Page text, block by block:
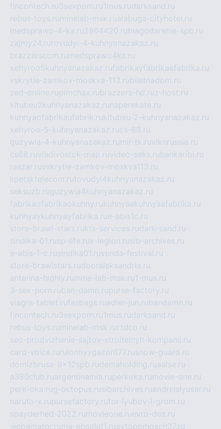
fincontech.ru3sexporn.ru1mus.rudarksand.ru
rebus-toys.ru minelab-msk.rualabuga-cityhotel.ru
medsprawo-4-ka.ru2864420.rublagodarenie-spb.ru
zajmy24.rutovudyi-4-kuhnyanazakaz.ru
brazzerscom.ru medsprawo4ka.ru
xehyroo5kuhnyanazakaz.rufabrikayfabrikaefabrika.ru
vskrytie-zamkov-moskva-113.rubiletnadom.ru
zed-online.rupimchax.rubrazzers-hd.ruz-host.ru
kitubeu2kuhnyanazakaz.ru naperekate.ru
kuhnyaofabrikaufabrik.rukitubeu-2-kuhnyanazakaz.ru
xehyroo-5-kuhnyanazakaz.rucs-68.ru
guzywia-4-kuhnyanazakaz.ru mir-tk.ruvlknrussia.ru
cs68.ruvladivostok-map.ruvideo-seks.rubankaribi.ru
raszar.ruvskrytie-zamkov-moskva113.ru
lipetsktelecom.rutovudyi4kuhnyanazakaz.ru
seksuzb.ruguzywia4kuhnyanazakaz.ru
fabrikaofabrikaokuhny.rukuhnyaekuhnyaafabrika.ru
kuhnyaykuhnyayfabrika.rue-abis1c.ru
store-brawl-stars.rukts-services.rudark-sand.ru
sindika-01.rusp-life.rux-legion.rusib-archives.ru
e-abis-1-c.rusindika01.ruvenda-festival.ru
store-brawlstars.rudooraleksandria.ru
antenna-highly.ru mine-lab-msk.ru1-mus.ru
3-sex-porn.ruban-damn.rupurse-factory.ru
viagra-tablet.rufasbags.ruadler-jun.rubandamn.ru
fincontech.ru3sexporn.ru1mus.rudarksand.ru
rebus-toys.ru minelab-msk.ru rtdco.ru
seo-prodvizhenie-sajtov-stroitelnyh-kompanij.ru
card-voice.ru rulonnyygazon177.rusnow-guard.ru
domizbrusa-9x12spb.rudemaholding.ruaalse.ru
a380club.ruargentinamia.ruperkoka.ru movie-one.ru
perk-oka.rug-octopus.rusibarchives.ruandreislyusar.ru
naruto-x.rupursefactory.rutor-lyubov-i-grom.ru
spayderhed-2022.ru movieone.ruevro-dez.ru
webamator.ru ma-absolut1.ruavtopomosch27.ru